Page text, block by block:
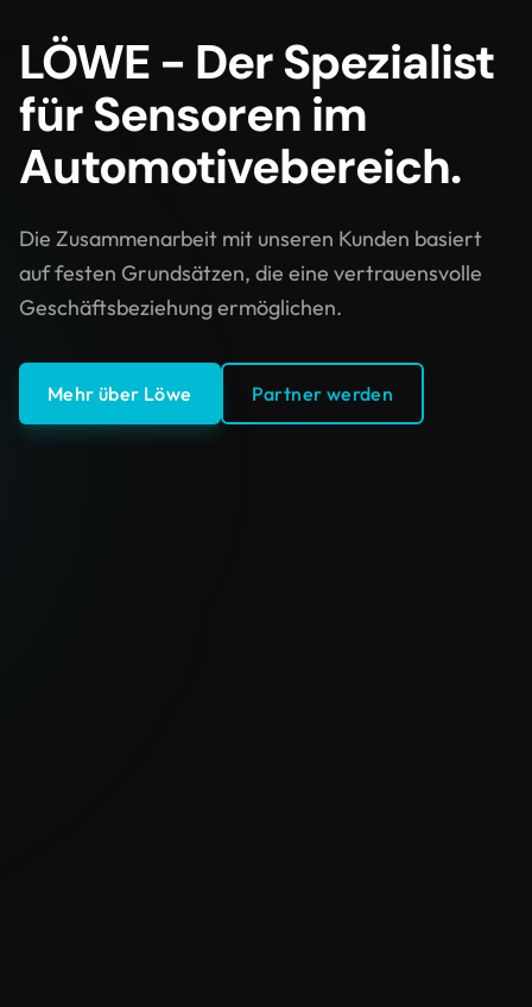
LÖWE - Der Spezialist
für Sensoren im
Automotivebereich.
Die Zusammenarbeit mit unseren Kunden basiert
auf festen Grundsätzen, die eine vertrauensvolle
Geschäftsbeziehung ermöglichen.
Mehr über Löwe Partner werden